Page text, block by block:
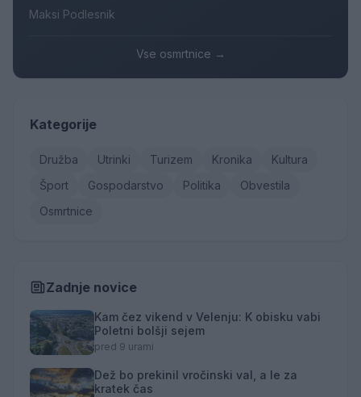
Maksi Podlesnik
Vse osmrtnice →
Kategorije
Družba Utrinki Turizem Kronika
Kultura
Šport
Gospodarstvo Politika
Obvestila
Osmrtnice
Zadnje novice
Kam čez vikend v Velenju: K obisku vabi
Poletni bolšji sejem
pred 9 urami
Dež bo prekinil vročinski val, a le za
kratek čas